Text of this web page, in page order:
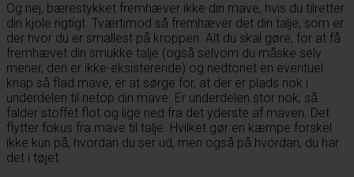
Og nej, bærestykket fremhæver ikke din mave, hvis du tilretter
din kjole rigtigt. Tværtimod så fremhæver det din talje, som er
der hvor du er smallest på kroppen. Alt du skal gøre, for at få
fremhævet din smukke talje (også selvom du måske selv
mener, den er ikke-eksisterende) og nedtonet en eventuel
knap så flad mave, er at sørge for, at der er plads nok i
underdelen til netop din mave. Er underdelen stor nok, så
falder stoffet flot og lige ned fra det yderste af maven. Det
flytter fokus fra mave til talje. Hvilket gør en kæmpe forskel
ikke kun på, hvordan du ser ud, men også på hvordan, du har
det i tøjet.